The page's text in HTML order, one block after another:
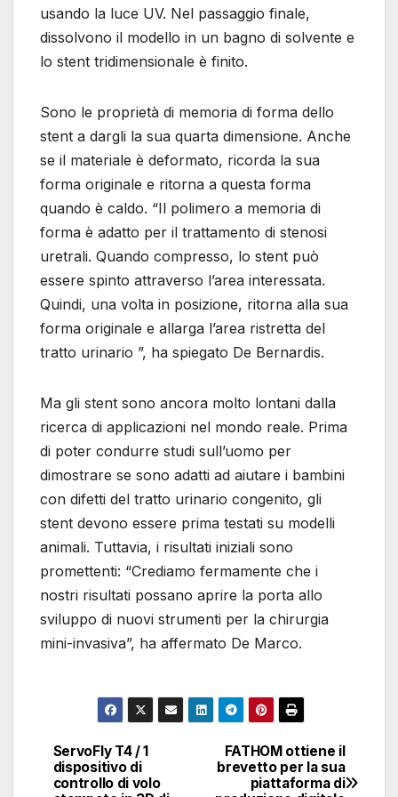
usando la luce UV. Nel passaggio finale,
dissolvono il modello in un bagno di solvente e
lo stent tridimensionale è finito.
Sono le proprietà di memoria di forma dello
stent a dargli la sua quarta dimensione. Anche
se il materiale è deformato, ricorda la sua
forma originale e ritorna a questa forma
quando è caldo. “Il polimero a memoria di
forma è adatto per il trattamento di stenosi
uretrali. Quando compresso, lo stent può
essere spinto attraverso l’area interessata.
Quindi, una volta in posizione, ritorna alla sua
forma originale e allarga l’area ristretta del
tratto urinario ”, ha spiegato De Bernardis.
Ma gli stent sono ancora molto lontani dalla
ricerca di applicazioni nel mondo reale. Prima
di poter condurre studi sull’uomo per
dimostrare se sono adatti ad aiutare i bambini
con difetti del tratto urinario congenito, gli
stent devono essere prima testati su modelli
animali. Tuttavia, i risultati iniziali sono
promettenti: “Crediamo fermamente che i
nostri risultati possano aprire la porta allo
sviluppo di nuovi strumenti per la chirurgia
mini-invasiva”, ha affermato De Marco.
può anche essere
numero qualsiasi di altre
strutture. De Marco e i
Navigazione
FATHOM ottiene il
brevetto per la sua
piattaforma di
ServoFly T4 / 1
dispositivo di
controllo di volo